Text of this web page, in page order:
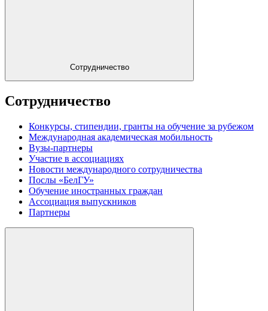
Сотрудничество
Сотрудничество
Конкурсы, стипендии, гранты на обучение за рубежом
Международная академическая мобильность
Вузы-партнеры
Участие в ассоциациях
Новости международного сотрудничества
Послы «БелГУ»
Обучение иностранных граждан
Ассоциация выпускников
Партнеры